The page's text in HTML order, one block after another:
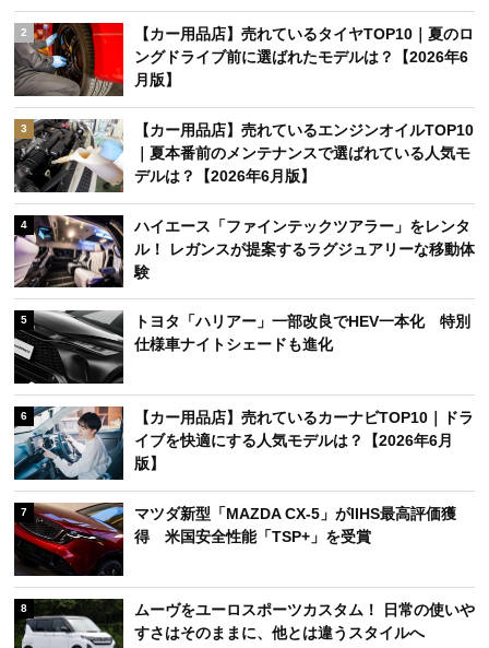
2
【カー用品店】売れているタイヤTOP10｜夏のロ
ングドライブ前に選ばれたモデルは？【2026年6
月版】
3
【カー用品店】売れているエンジンオイルTOP10
｜夏本番前のメンテナンスで選ばれている人気モ
デルは？【2026年6月版】
4
ハイエース「ファインテックツアラー」をレンタ
ル！ レガンスが提案するラグジュアリーな移動体
験
5
トヨタ「ハリアー」一部改良でHEV一本化 特別
仕様車ナイトシェードも進化
6
【カー用品店】売れているカーナビTOP10｜ドラ
イブを快適にする人気モデルは？【2026年6月
版】
7
マツダ新型「MAZDA CX-5」がIIHS最高評価獲
得 米国安全性能「TSP+」を受賞
8
ムーヴをユーロスポーツカスタム！ 日常の使いや
すさはそのままに、他とは違うスタイルへ